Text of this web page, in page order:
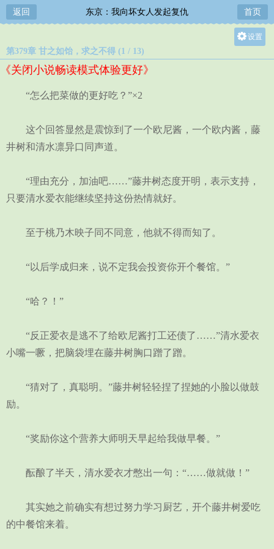
返回 东京：我向坏女人发起复仇 首页
设置
第379章 甘之如饴，求之不得 (1 / 13)
《关闭小说畅读模式体验更好》
“怎么把菜做的更好吃？”×2
这个回答显然是震惊到了一个欧尼酱，一个欧内酱，藤
井树和清水凛异口同声道。
“理由充分，加油吧……”藤井树态度开明，表示支持，
只要清水爱衣能继续坚持这份热情就好。
至于桃乃木映子同不同意，他就不得而知了。
“以后学成归来，说不定我会投资你开个餐馆。”
“哈？！”
“反正爱衣是逃不了给欧尼酱打工还债了……”清水爱衣
小嘴一噘，把脑袋埋在藤井树胸口蹭了蹭。
“猜对了，真聪明。”藤井树轻轻捏了捏她的小脸以做鼓
励。
“奖励你这个营养大师明天早起给我做早餐。”
酝酿了半天，清水爱衣才憋出一句：“……做就做！”
其实她之前确实有想过努力学习厨艺，开个藤井树爱吃
的中餐馆来着。